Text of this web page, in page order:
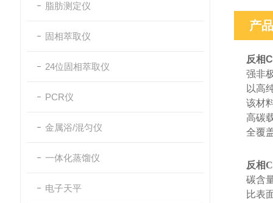
脂肪测定仪
固相萃取仪
24位固相萃取仪
PCR仪
金属浴/混匀仪
一体化蒸馏仪
电子天平
产
反相
强非
以高
该材
高碳
全覆
反相
碳含
比表